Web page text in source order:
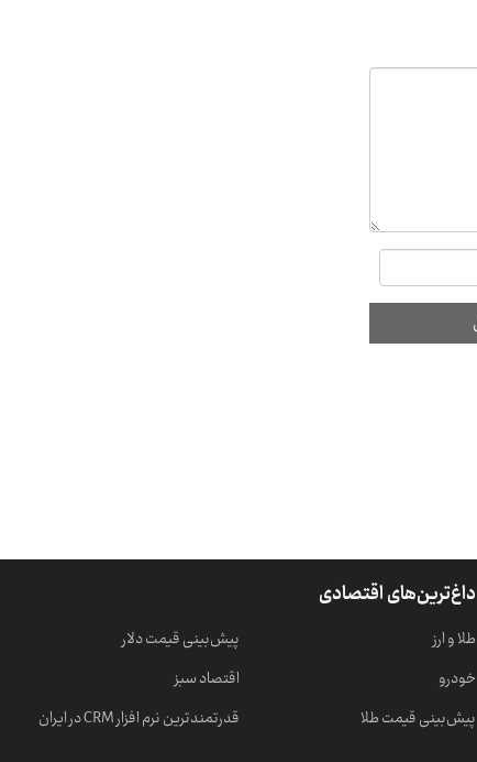
داغ‌ترین‌های اقتصادی
طلا و ارز
خودرو
پیش‌بینی قیمت طلا
پیش‌بینی قیمت دلار
اقتصاد سبز
قدرتمندترین نرم‌ افزار CRM در ایران